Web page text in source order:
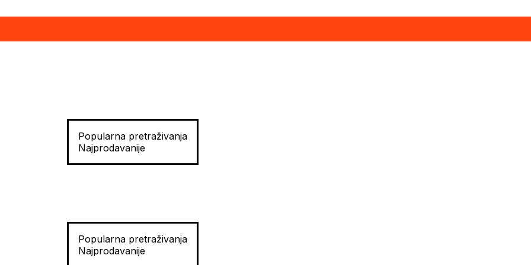
Popularna pretraživanja
Najprodavanije
Popularna pretraživanja
Najprodavanije